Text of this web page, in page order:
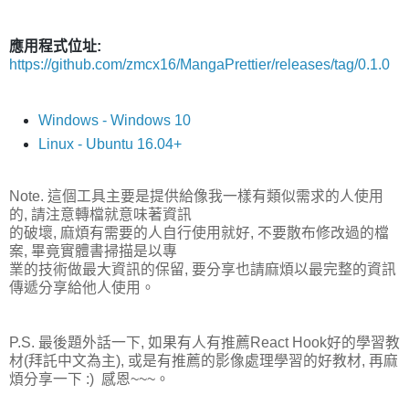
應用程式位址:
https://github.com/zmcx16/MangaPrettier/releases/tag/0.1.0
Windows - Windows 10
Linux - Ubuntu 16.04+
Note. 這個工具主要是提供給像我一樣有類似需求的人使用
的, 請注意轉檔就意味著資訊
的破壞, 麻煩有需要的人自行使用就好, 不要散布修改過的檔
案, 畢竟實體書掃描是以專
業的技術做最大資訊的保留, 要分享也請麻煩以最完整的資訊
傳遞分享給他人使用。
P.S. 最後題外話一下, 如果有人有推薦React Hook好的學習教
材(拜託中文為主), 或是有推薦的影像處理學習的好教材, 再麻
煩分享一下 :) 感恩~~~。